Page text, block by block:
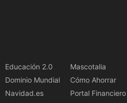
Educación 2.0
Dominio Mundial
Navidad.es
Mascotalia
Cómo Ahorrar
Portal Financiero